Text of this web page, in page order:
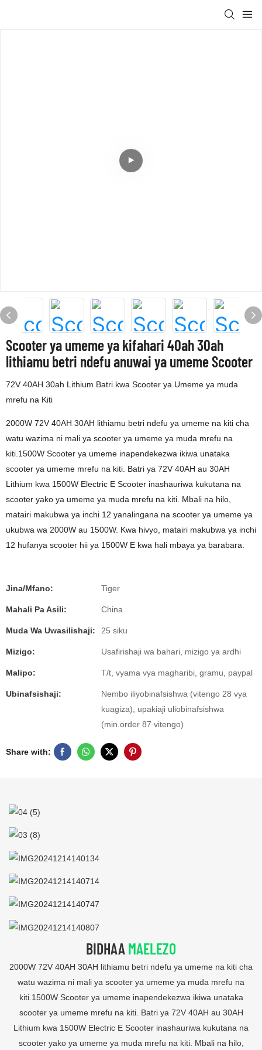
Scooter ya umeme ya kifahari 40ah 30ah
lithiamu betri ndefu anuwai ya umeme Scooter
72V 40AH 30ah Lithium Batri kwa Scooter ya Umeme ya muda
mrefu na Kiti
2000W 72V 40AH 30AH lithiamu betri ndefu ya umeme na kiti cha
watu wazima ni mali ya scooter ya umeme ya muda mrefu na
kiti.1500W Scooter ya umeme inapendekezwa ikiwa unataka
scooter ya umeme mrefu na kiti. Batri ya 72V 40AH au 30AH
Lithium kwa 1500W Electric E Scooter inashauriwa kukutana na
scooter yako ya umeme ya muda mrefu na kiti. Mbali na hilo,
matairi makubwa ya inchi 12 yanalingana na scooter ya umeme ya
ukubwa wa 2000W au 1500W. Kwa hivyo, matairi makubwa ya inchi
12 hufanya scooter hii ya 1500W E kwa hali mbaya ya barabara.
Jina/Mfano: Tiger
Mahali Pa Asili: China
Muda Wa Uwasilishaji: 25 siku
Mizigo: Usafirishaji wa bahari, mizigo ya ardhi
Malipo: T/t, vyama vya magharibi, gramu, paypal
Ubinafsishaji:
Nembo iliyobinafsishwa (vitengo 28 vya
kuagiza), upakiaji uliobinafsishwa
(min.order 87 vitengo)
Share with:
BIDHAA MAELEZO
2000W 72V 40AH 30AH lithiamu betri ndefu ya umeme na kiti cha
watu wazima ni mali ya scooter ya umeme ya muda mrefu na
kiti.1500W Scooter ya umeme inapendekezwa ikiwa unataka
scooter ya umeme mrefu na kiti. Batri ya 72V 40AH au 30AH
Lithium kwa 1500W Electric E Scooter inashauriwa kukutana na
scooter yako ya umeme ya muda mrefu na kiti. Mbali na hilo,